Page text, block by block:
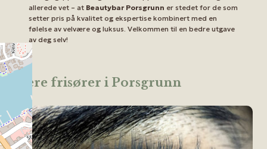
allerede vet – at Beautybar Porsgrunn er stedet for de som
setter pris på kvalitet og ekspertise kombinert med en
følelse av velvære og luksus. Velkommen til en bedre utgave
av deg selv!
Flere frisører i Porsgrunn